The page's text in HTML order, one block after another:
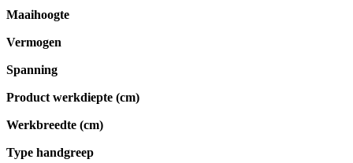
Maaihoogte
Vermogen
Spanning
Product werkdiepte (cm)
Werkbreedte (cm)
Type handgreep